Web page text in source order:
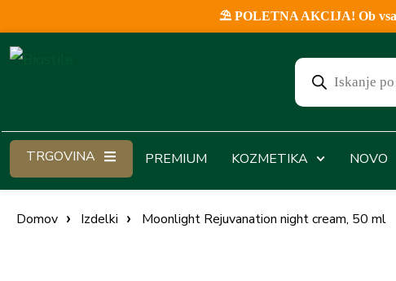
⛱️ POLETNA AKCIJA! Ob
TRGOVINA PREMIUM KOZMETIKA NOVO
Domov Izdelki Moonlight Rejuvanation night cream, 50 ml